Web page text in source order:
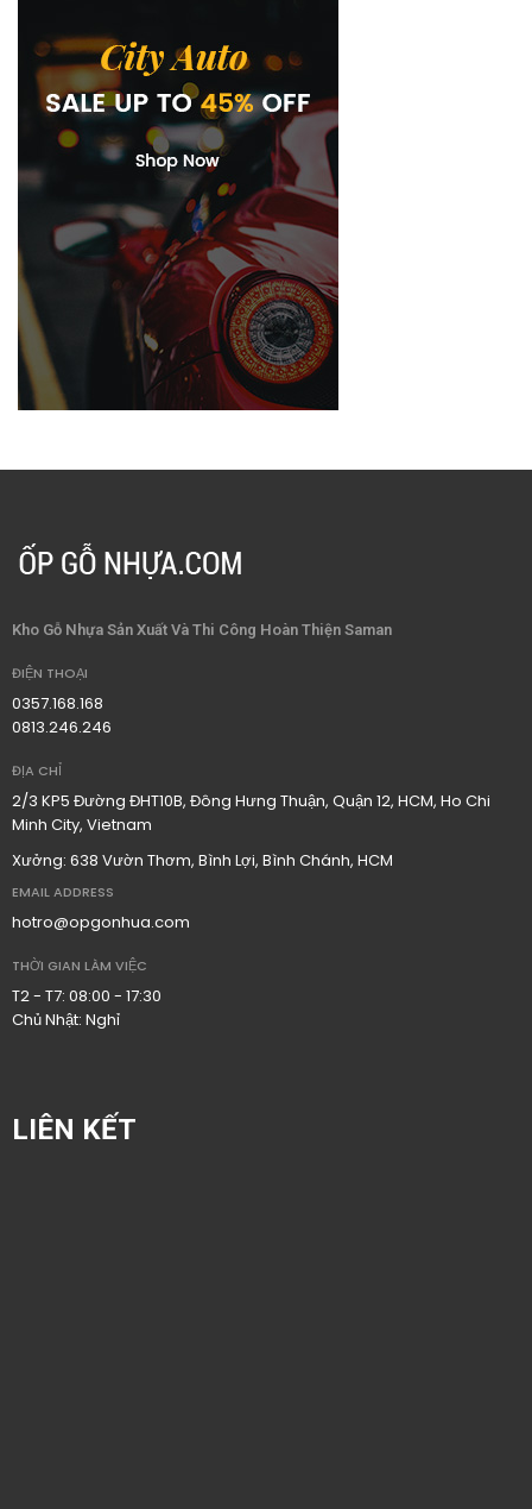
Kho Gỗ Nhựa Sản Xuất Và Thi Công Hoàn Thiện Saman
ĐIỆN THOẠI
0357.168.168
0813.246.246
ĐỊA CHỈ
2/3 KP5 Đường ĐHT10B, Đông Hưng Thuận, Quận 12, HCM, Ho Chi
Minh City, Vietnam
Xưởng: 638 Vườn Thơm, Bình Lợi, Bình Chánh, HCM
EMAIL ADDRESS
hotro@opgonhua.com
THỜI GIAN LÀM VIỆC
T2 - T7: 08:00 - 17:30
Chủ Nhật: Nghỉ
LIÊN KẾT